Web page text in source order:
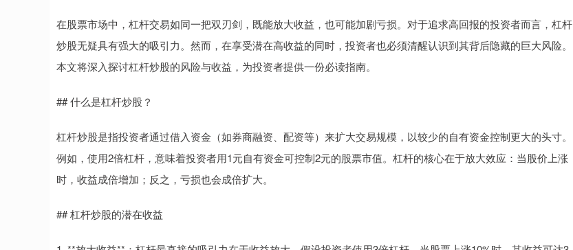
在股票市场中，杠杆交易如同一把双刃剑，既能放大收益，也可能加剧亏损。对于追求高回报的投资者而言，杠杆
炒股无疑具有强大的吸引力。然而，在享受潜在高收益的同时，投资者也必须清醒认识到其背后隐藏的巨大风险。
本文将深入探讨杠杆炒股的风险与收益，为投资者提供一份必读指南。
## 什么是杠杆炒股？
杠杆炒股是指投资者通过借入资金（如券商融资、配资等）来扩大交易规模，以较少的自有资金控制更大的头寸。
例如，使用2倍杠杆，意味着投资者用1元自有资金可控制2元的股票市值。杠杆的核心在于放大效应：当股价上涨
时，收益成倍增加；反之，亏损也会成倍扩大。
## 杠杆炒股的潜在收益